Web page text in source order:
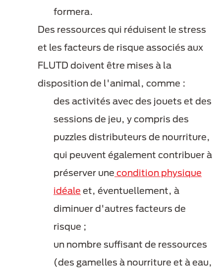
formera.
Des ressources qui réduisent le stress
et les facteurs de risque associés aux
FLUTD doivent être mises à la
disposition de l'animal, comme :
des activités avec des jouets et des
sessions de jeu, y compris des
puzzles distributeurs de nourriture,
qui peuvent également contribuer à
préserver une condition physique
idéale et, éventuellement, à
diminuer d'autres facteurs de
risque ;
un nombre suffisant de ressources
(des gamelles à nourriture et à eau,